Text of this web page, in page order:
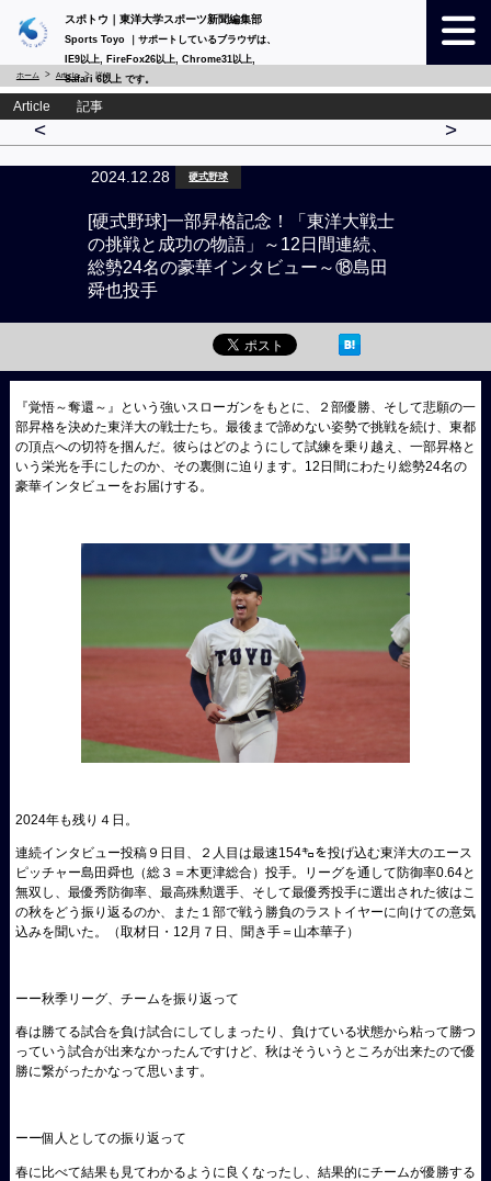
スポトウ｜東洋大学スポーツ新聞編集部
Sports Toyo ｜サポートしているブラウザは、
IE9以上, FireFox26以上, Chrome31以上,
Safari 6以上 です。
ホーム Article 詳細
Article 記事
< >
2024.12.28 硬式野球
[硬式野球]一部昇格記念！「東洋大戦士
の挑戦と成功の物語」～12日間連続、
総勢24名の豪華インタビュー～⑱島田
舜也投手
『覚悟～奪還～』という強いスローガンをもとに、２部優勝、そして悲願の一
部昇格を決めた東洋大の戦士たち。最後まで諦めない姿勢で挑戦を続け、東都
の頂点への切符を掴んだ。彼らはどのようにして試練を乗り越え、一部昇格と
いう栄光を手にしたのか、その裏側に迫ります。12日間にわたり総勢24名の
豪華インタビューをお届けする。
2024年も残り４日。
連続インタビュー投稿９日目、２人目は最速154㌔を投げ込む東洋大のエース
ピッチャー島田舜也（総３＝木更津総合）投手。リーグを通して防御率0.64と
無双し、 最優秀防御率、最高殊勲選手、そして最優秀投手に選出された彼はこ
の秋をどう振り返るのか、また１部で戦う勝負のラストイヤーに向けての意気
込みを聞いた。
（取材日・12月７日、聞き手＝山本華子）
ーー秋季リーグ、チームを振り返って
春は勝てる試合を負け試合にしてしまったり、負けている状態から粘って勝つ
っていう試合が出来なかったんですけど、秋はそういうところが出来たので優
勝に繋がったかなって思います。
ーー個人としての振り返って
春に比べて結果も見てわかるように良くなったし、結果的にチームが優勝する